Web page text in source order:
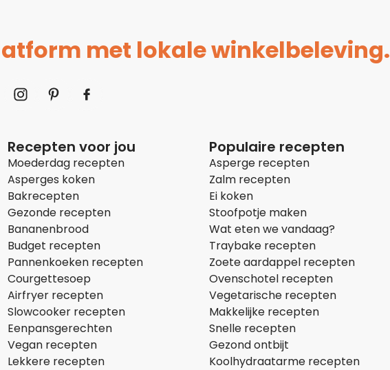
met lokale winkelbeleving.
Recepten voor jou
Moederdag recepten
Asperges koken
Bakrecepten
Gezonde recepten
Bananenbrood
Budget recepten
Pannenkoeken recepten
Courgettesoep
Airfryer recepten
Slowcooker recepten
Eenpansgerechten
Vegan recepten
Lekkere recepten
Populaire recepten
Asperge recepten
Zalm recepten
Ei koken
Stoofpotje maken
Wat eten we vandaag?
Traybake recepten
Zoete aardappel recepten
Ovenschotel recepten
Vegetarische recepten
Makkelijke recepten
Snelle recepten
Gezond ontbijt
Koolhydraatarme recepten